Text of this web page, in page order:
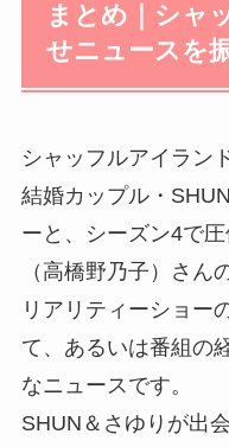
まとめ｜シャ
せニュースを
シャッフルアイラン
結婚カップル・
ーと、シーズン4で
（高橋野乃子）さん
リアリティーショー
て、あるいは番組の
なニュースです。
SHUN＆さゆりが出